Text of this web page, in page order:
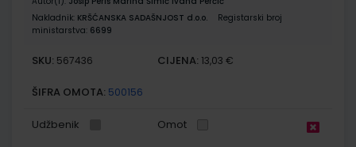
Nakladnik: KRŠĆANSKA SADAŠNJOST d.o.o.
Registarski broj
ministarstva: 6699
SKU: 567436 CIJENA: 13,03 €
ŠIFRA OMOTA: 500156
Udžbenik Omot